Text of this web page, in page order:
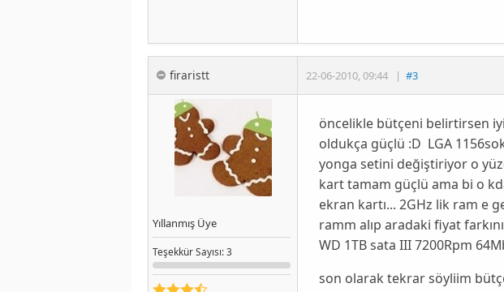
firaristt 22-06-2010,09:44 | #3
Yıllanmış Üye
TeşekkürSayısı: 3
öncelikle bütçeni belirtirsen
oldukça güçlü :D LGA
yonga setini değiştiriyor o
kart tamam güçlü ama bi o
ekran kartı... 2GHz lik ram e
ramm alıp aradaki fiyat
WD 1TB sata III 7200Rpm
son olarak tekrar söyliim